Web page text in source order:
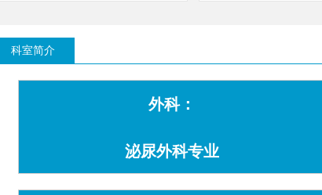
科室简介
外科：
泌尿外科专业